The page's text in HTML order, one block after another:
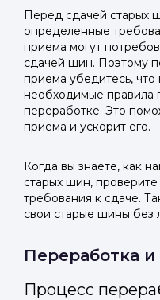
Перед сдачей старых
определенные
приема могут
сдачей шин. Поэтому
приема убедитесь,
необходимые правила
переработке. Это
приема и ускорит его.
Когда вы знаете, как
старых шин,
требования к сдаче.
свои старые шины без
Переработка и
Процесс